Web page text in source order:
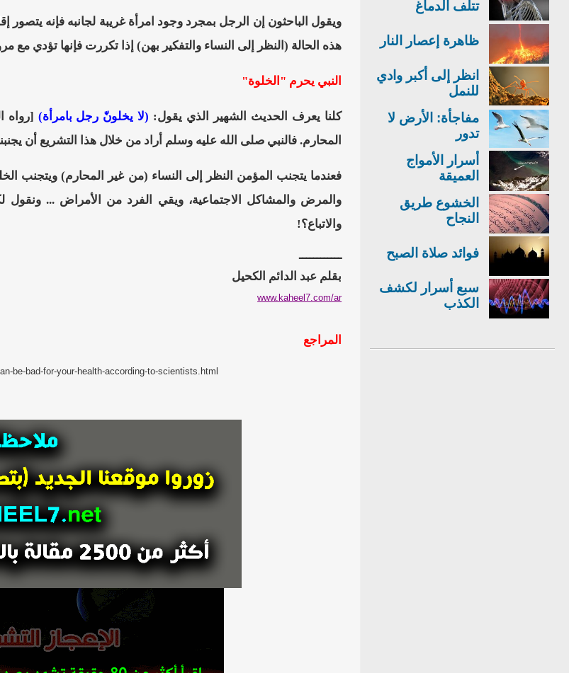
ويقول الباحثون إن الرجل بمجرد وجود امرأة غريبة لجانبه فإنه
هذه الحالة (النظر إلى النساء والتفكير بهن) إذا تكررت فإنها تؤدي
النبي يحرم "الخلوة"
كلنا يعرف الحديث الشهير الذي يقول: (لا يخلونّ رجل بامرأة) [رواه
المحارم. فالنبي صلى الله عليه وسلم أراد من خلال هذا التشريع أن
فعندما يتجنب المؤمن النظر إلى النساء (من غير المحارم) ويتجنب
والمرض والمشاكل الاجتماعية، ويقي الفرد من الأمراض ... ونقول
والاتباع؟!
ــــــــــــ
بقلم عبد الدائم الكحيل
www.kaheel7.com/ar
المراجع
be-bad-for-your-health-according-to-scientists.html
تتلف الدماغ
ظاهرة إعصار النار
انظر إلى أكبر وادي
للنمل
مفاجأة: الأرض لا
تدور
أسرار الأمواج
العميقة
الخشوع طريق
النجاح
فوائد صلاة الصبح
سبع أسرار لكشف
الكذب